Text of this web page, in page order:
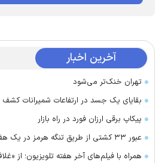
آخرین اخبار
تهران خنک‌تر می‌شود
بقایای یک جسد در ارتفاعات شمیرانات
پیکاپ برقی ارزان فورد در راه بازار
عبور ۳۳ کشتی از طریق تنگه هرمز در یک هفته
همراه با فیلم‌های آخر هفته تلویزیون؛ از